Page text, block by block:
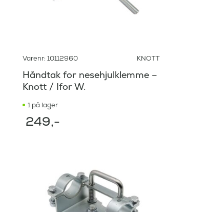
Varenr: 10112960 KNOTT
Håndtak for nesehjulklemme –
Knott / Ifor W.
1 på lager
249,-